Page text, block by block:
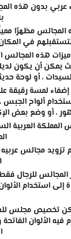
عربي بدون هذه
مظهرًا
في
هذه المجالس
يمكن أن يكون
، أو لوحة
لمسة رقيقة
ألواح الجبس
، أو وضع بعض
المملكة العربية
تزويد مجالس
للرجال
إلى استخدام
تخصيص مجلس
فيه الألوان